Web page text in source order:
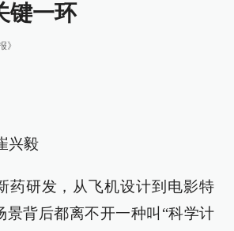
键一环
》
兴毅
药研发，从飞机设计到电影特
景背后都离不开一种叫“科学计